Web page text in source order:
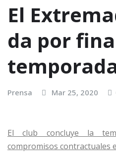
El
da por
Prensa Mar 25, 2020
El club concluye la
compromisos contractuales